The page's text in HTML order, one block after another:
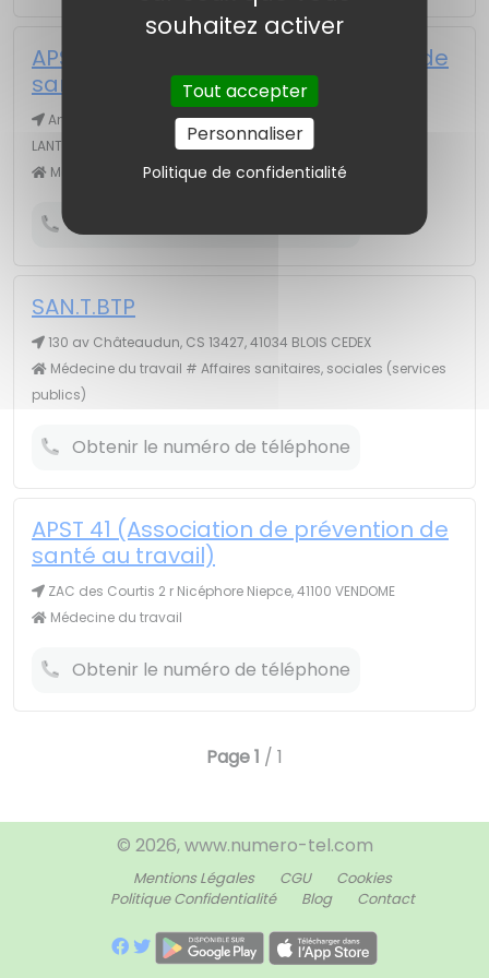
souhaitez activer
Tout accepter
Personnaliser
Politique de confidentialité
APST 41 (Association de prévention de
santé au travail)
Angle Allée de Gombault 52 av Paris, 41200 ROMORANTIN
LANTHENAY
Médecine du travail
Obtenir le numéro de téléphone
SAN.T.BTP
130 av Châteaudun, CS 13427, 41034 BLOIS CEDEX
Médecine du travail # Affaires sanitaires, sociales (services
publics)
Obtenir le numéro de téléphone
APST 41 (Association de prévention de
santé au travail)
ZAC des Courtis 2 r Nicéphore Niepce, 41100 VENDOME
Médecine du travail
Obtenir le numéro de téléphone
Page1 / 1
© 2026, www.numero-tel.com
Mentions Légales CGU
Cookies
Politique Confidentialité
Blog Contact